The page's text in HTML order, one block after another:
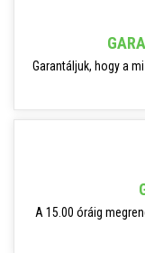
Garantáljuk, hogy a
A 15.00 óráig